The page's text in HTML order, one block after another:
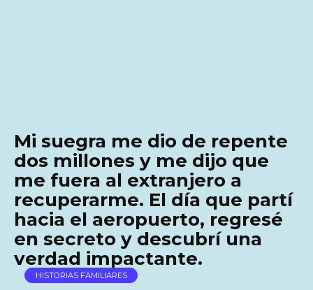
Mi suegra me dio de repente
dos millones y me dijo que
me fuera al extranjero a
recuperarme. El día que partí
hacia el aeropuerto, regresé
en secreto y descubrí una
verdad impactante.
HISTORIAS FAMILIARES